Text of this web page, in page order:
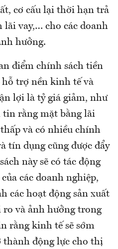
cơ cấu lại thời hạn trả
lãi vay,… cho các doanh
hưởng.
điểm chính sách tiền
hỗ trợ nền kinh tế và
lợi là tỷ giá giảm, như
tin rằng mặt bằng lãi
và có nhiều chính
tín dụng cũng được đẩy
này sẽ có tác động
các doanh nghiệp,
các hoạt động sản xuất
và ảnh hưởng trong
rằng kinh tế sẽ sớm
thành động lực cho thị